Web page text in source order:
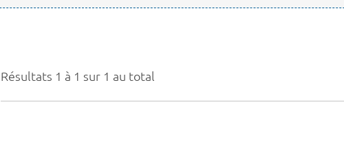
Résultats 1 à 1 sur 1 au total